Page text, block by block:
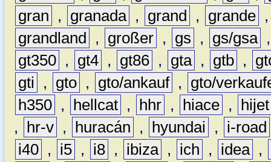
gran
, granada , grand , grande
grandland
, großer , gs , gs/gsa
gt350 , gt4 , gt86 , gta , gtb ,
gti
, gto , gto/ankauf ,
gto/
h350 , hellcat , hhr , hiace ,
hijet
,
hr-v , huracán , hyundai ,
i-road
i40 , i5 , i8 , ibiza , ich , idea ,